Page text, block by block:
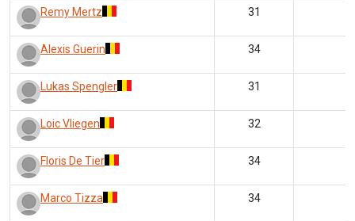
Remy Mertz 31
Alexis Guerin 34
Lukas Spengler 31
Loic Vliegen 32
Floris De Tier 34
Marco Tizza 34